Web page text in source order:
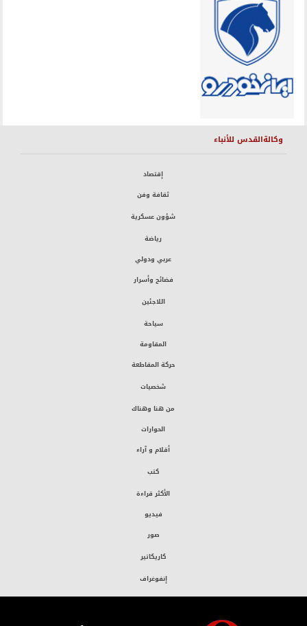
وكالةالقدس للأنباء
إقتصاد
ثقافة وفن
شؤون عسكرية
رياضة
عربي ودولي
فضائح وأسرار
اللاجئين
سياحة
المقاومة
حركة المقاطعة
شخصيات
من هنا وهناك
الحوارات
أقلام و آراء
كتب
الأكثر قراءة
فيديو
صور
كاريكاتير
إنفوغراف